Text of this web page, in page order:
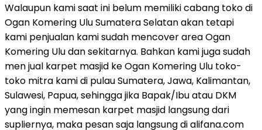
Walaupun kami saat ini belum memiliki cabang toko di
Ogan Komering Ulu Sumatera Selatan akan tetapi
kami penjualan kami sudah mencover area Ogan
Komering Ulu dan sekitarnya. Bahkan kami juga sudah
men jual karpet masjid ke Ogan Komering Ulu toko-
toko mitra kami di pulau Sumatera, Jawa, Kalimantan,
Sulawesi, Papua, sehingga jika Bapak/Ibu atau DKM
yang ingin memesan karpet masjid langsung dari
supliernya, maka pesan saja langsung di alifana.com